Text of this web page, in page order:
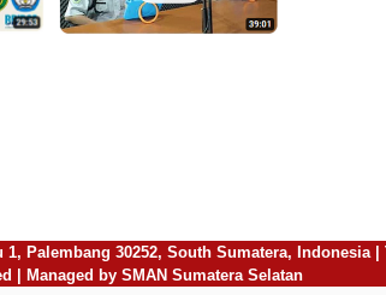
30252, South Sumatera, Indonesia |
| Managed by SMAN Sumatera Selatan